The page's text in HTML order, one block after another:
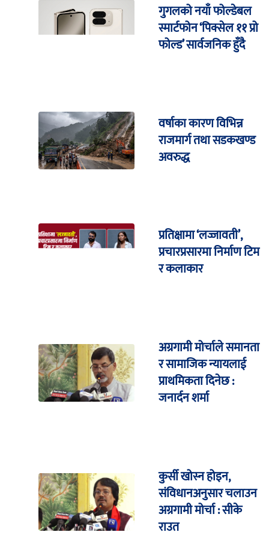
गुगलको नयाँ फोल्डेबल
स्मार्टफोन ‘पिक्सेल ११ प्रो
फोल्ड’ सार्वजनिक हुँदै
वर्षाका कारण विभिन्न
राजमार्ग तथा सडकखण्ड
अवरुद्ध
प्रतिक्षामा ‘लज्जावती’,
प्रचारप्रसारमा निर्माण टिम
र कलाकार
अग्रगामी मोर्चाले समानता
र सामाजिक न्यायलाई
प्राथमिकता दिनेछ :
जनार्दन शर्मा
कुर्सी खोस्न होइन,
संविधानअनुसार चलाउन
अग्रगामी मोर्चा : सीके
राउत